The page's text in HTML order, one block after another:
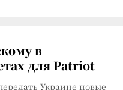
в
для Patriot
Украине новые